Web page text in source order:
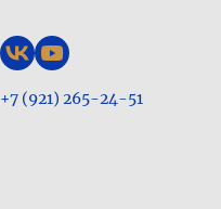
+7 (921) 265-24-51